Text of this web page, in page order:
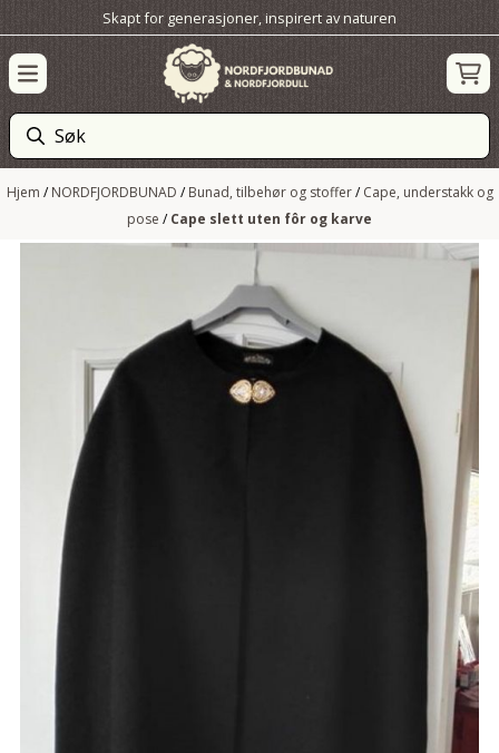
Hopp til innholdSkapt for generasjoner, inspirert av naturen
Hjem /NORDFJORDBUNAD /Bunad, tilbehør og stoffer/Cape, understakk og
pose /Cape slett uten fôr og karve